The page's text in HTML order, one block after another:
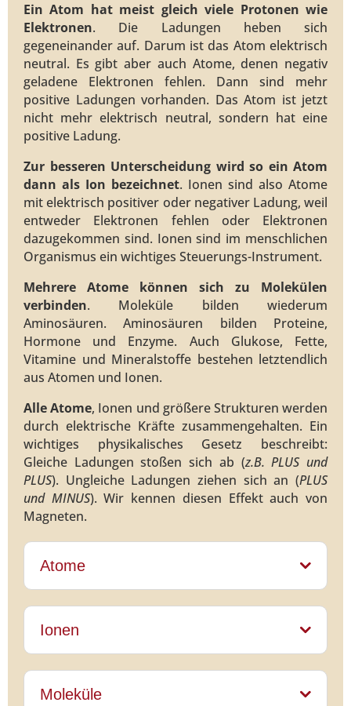
Ein Atom hat meist gleich viele Protonen wie
Elektronen. Die Ladungen heben sich
gegeneinander auf. Darum ist das Atom elektrisch
neutral. Es gibt aber auch Atome, denen negativ
geladene Elektronen fehlen. Dann sind mehr
positive Ladungen vorhanden. Das Atom ist jetzt
nicht mehr elektrisch neutral, sondern hat eine
positive Ladung.
Zur besseren Unterscheidung wird so ein Atom
dann als Ion bezeichnet. Ionen sind also Atome
mit elektrisch positiver oder negativer Ladung, weil
entweder Elektronen fehlen oder Elektronen
dazugekommen sind. Ionen sind im menschlichen
Organismus ein wichtiges Steuerungs-Instrument.
Mehrere Atome können sich zu Molekülen
verbinden. Moleküle bilden wiederum
Aminosäuren. Aminosäuren bilden Proteine,
Hormone und Enzyme. Auch Glukose, Fette,
Vitamine und Mineralstoffe bestehen letztendlich
aus Atomen und Ionen.
Alle Atome, Ionen und größere Strukturen werden
durch elektrische Kräfte zusammengehalten. Ein
wichtiges physikalisches Gesetz beschreibt:
Gleiche Ladungen stoßen sich ab (z.B. PLUS und
PLUS). Ungleiche Ladungen ziehen sich an (PLUS
und MINUS). Wir kennen diesen Effekt auch von
Magneten.
Atome
Ionen
Moleküle